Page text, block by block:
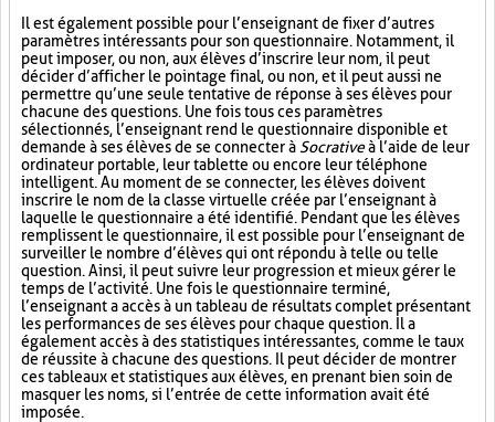
Il est également possible pour l’enseignant de fixer d’autres
paramètres intéressants pour son questionnaire. Notamment, il
peut imposer, ou non, aux élèves d’inscrire leur nom, il peut
décider d’afficher le pointage final, ou non, et il peut aussi ne
permettre qu’une seule tentative de réponse à ses élèves pour
chacune des questions. Une fois tous ces paramètres
sélectionnés, l’enseignant rend le questionnaire disponible et
demande à ses élèves de se connecter à Socrativeà l’aide de leur
ordinateur portable, leur tablette ou encore leur téléphone
intelligent. Au moment de se connecter, les élèves doivent
inscrire le nom de la classe virtuelle créée par l’enseignant à
laquelle le questionnaire a été identifié. Pendant que les élèves
remplissent le questionnaire, il est possible pour l’enseignant de
surveiller le nombre d’élèves qui ont répondu à telle ou telle
question. Ainsi, il peut suivre leur progression et mieux gérer le
temps de l’activité. Une fois le questionnaire terminé,
l’enseignant a accès à un tableau de résultats complet présentant
les performances de ses élèves pour chaque question. Il a
également accès à des statistiques intéressantes, comme le taux
de réussite à chacune des questions. Il peut décider de montrer
ces tableaux et statistiques aux élèves, en prenant bien soin de
masquer les noms, si l’entrée de cette information avait été
imposée.